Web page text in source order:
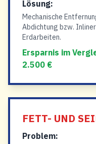
Lösung:
Mechanische
Abdichtung bzw.
Erdarbeiten.
Ersparnis im
2.500 €
FETT- UND
Problem: